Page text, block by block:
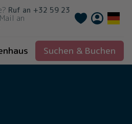
Ruf an +32 59 23
an
Français
Suchen & Buchen